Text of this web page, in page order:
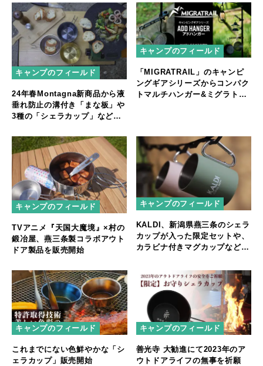
キャンプのフィールド
24年春Montagna新商品から液
垂れ防止の溝付き「まな板」や
3種の「シェラカップ」など普
場
キャンプのフィールド
「MIGRATRAIL」のキャンピ
ングギアシリーズからコンパク
トマルチハンガー&ミグラトレ
キャンプのフィールド
TVアニメ『天国大魔境』×村の
鍛冶屋、燕三条製コラボアウト
ドア製品を販売開始
キャンプのフィールド
KALDI、新潟県燕三条のシェラ
カップが入った限定セットや、
カラビナ付きマグカップなどア
キャンプのフィールド
これまでにない色鮮やかな「シ
ェラカップ」販売開始
キャンプのフィールド
善光寺 大勧進にて2023年のア
ウトドアライフの無事を祈願